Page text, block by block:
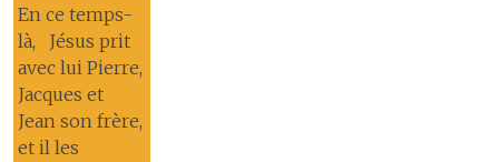
En ce temps-
là, Jésus prit
avec lui Pierre,
Jacques et
Jean son frère,
et il les